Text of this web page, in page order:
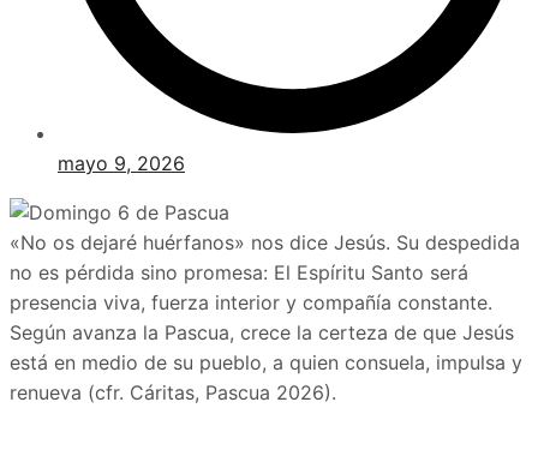
mayo 9, 2026
«No os dejaré huérfanos» nos dice Jesús. Su despedida
no es pérdida sino promesa: El Espíritu Santo será
presencia viva, fuerza interior y compañía constante.
Según avanza la Pascua, crece la certeza de que Jesús
está en medio de su pueblo, a quien consuela, impulsa y
renueva (cfr. Cáritas, Pascua 2026).